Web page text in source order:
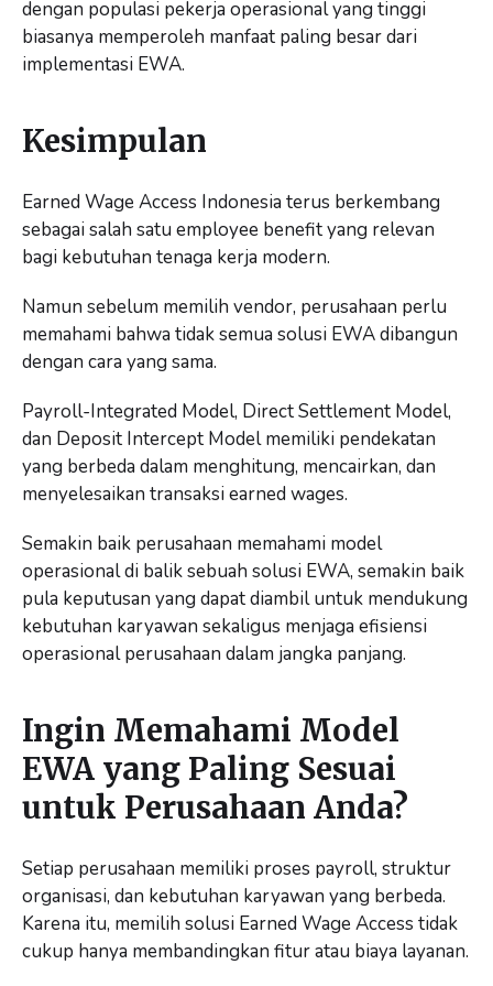
dengan populasi pekerja operasional yang tinggi
biasanya memperoleh manfaat paling besar dari
implementasi EWA.
Kesimpulan
Earned Wage Access Indonesia terus berkembang
sebagai salah satu employee benefit yang relevan
bagi kebutuhan tenaga kerja modern.
Namun sebelum memilih vendor, perusahaan perlu
memahami bahwa tidak semua solusi EWA dibangun
dengan cara yang sama.
Payroll-Integrated Model, Direct Settlement Model,
dan Deposit Intercept Model memiliki pendekatan
yang berbeda dalam menghitung, mencairkan, dan
menyelesaikan transaksi earned wages.
Semakin baik perusahaan memahami model
operasional di balik sebuah solusi EWA, semakin baik
pula keputusan yang dapat diambil untuk mendukung
kebutuhan karyawan sekaligus menjaga efisiensi
operasional perusahaan dalam jangka panjang.
Ingin Memahami Model
EWA yang Paling Sesuai
untuk Perusahaan Anda?
Setiap perusahaan memiliki proses payroll, struktur
organisasi, dan kebutuhan karyawan yang berbeda.
Karena itu, memilih solusi Earned Wage Access tidak
cukup hanya membandingkan fitur atau biaya layanan.